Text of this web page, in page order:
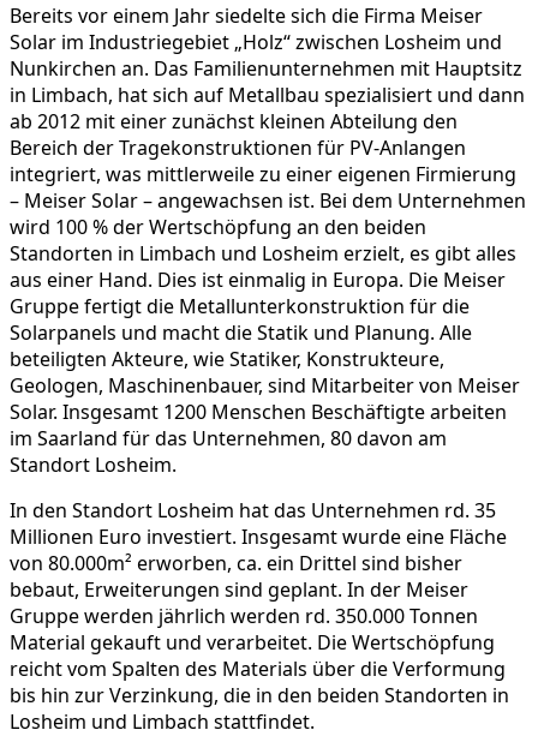
Bereits vor einem Jahr siedelte sich die Firma Meiser
Solar im Industriegebiet „Holz“ zwischen Losheim und
Nunkirchen an. Das Familienunternehmen mit Hauptsitz
in Limbach, hat sich auf Metallbau spezialisiert und dann
ab 2012 mit einer zunächst kleinen Abteilung den
Bereich der Tragekonstruktionen für PV-Anlangen
integriert, was mittlerweile zu einer eigenen Firmierung
– Meiser Solar – angewachsen ist. Bei dem Unternehmen
wird 100 % der Wertschöpfung an den beiden
Standorten in Limbach und Losheim erzielt, es gibt alles
aus einer Hand. Dies ist einmalig in Europa. Die Meiser
Gruppe fertigt die Metallunterkonstruktion für die
Solarpanels und macht die Statik und Planung. Alle
beteiligten Akteure, wie Statiker, Konstrukteure,
Geologen, Maschinenbauer, sind Mitarbeiter von Meiser
Solar. Insgesamt 1200 Menschen Beschäftigte arbeiten
im Saarland für das Unternehmen, 80 davon am
Standort Losheim.
In den Standort Losheim hat das Unternehmen rd. 35
Millionen Euro investiert. Insgesamt wurde eine Fläche
von 80.000m² erworben, ca. ein Drittel sind bisher
bebaut, Erweiterungen sind geplant. In der Meiser
Gruppe werden jährlich werden rd. 350.000 Tonnen
Material gekauft und verarbeitet. Die Wertschöpfung
reicht vom Spalten des Materials über die Verformung
bis hin zur Verzinkung, die in den beiden Standorten in
Losheim und Limbach stattfindet.